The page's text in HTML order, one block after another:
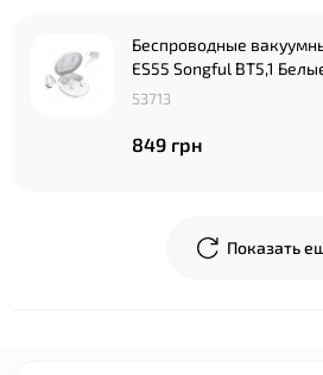
Беспроводные
ES55 Songful BT5,1
53713
849 грн
Показать